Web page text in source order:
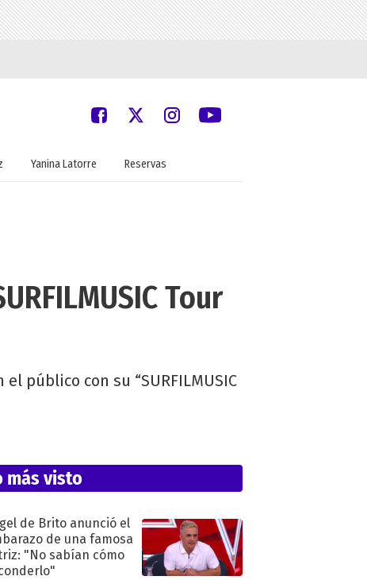
Yanina Latorre Reservas
Tour
público con su “SURFILMUSIC
más visto
de Brito anunció el
de una famosa
"No sabían cómo